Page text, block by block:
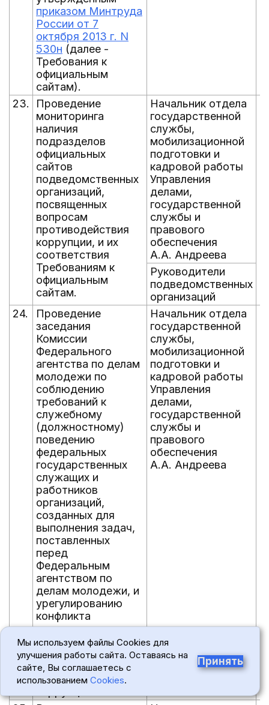
приказом Минтруда
России от 7
октября 2013 г. N
530н (далее -
Требования к
официальным
сайтам).
23.
Проведение
мониторинга
наличия
подразделов
официальных
сайтов
подведомственных
организаций,
посвященных
вопросам
противодействия
коррупции, и их
соответствия
Требованиям к
официальным
сайтам.
Начальник отдела
государственной
службы,
мобилизационной
подготовки и
кадровой работы
Управления
делами,
государственной
службы и
правового
обеспечения
А.А. Андреева
Руководители
подведомственных
организаций
24.
Проведение
заседания
Комиссии
Федерального
агентства по делам
молодежи по
соблюдению
требований к
служебному
(должностному)
поведению
федеральных
государственных
служащих и
работников
организаций,
созданных для
выполнения задач,
поставленных
перед
Федеральным
агентством по
делам молодежи, и
урегулированию
конфликта
интересов, с целью
подведения итогов
выполнения плана
Росмолодежи по
противодействию
Начальник отдела
государственной
службы,
мобилизационной
подготовки и
кадровой работы
Управления
делами,
государственной
службы и
правового
обеспечения
А.А. Андреева
Мы используем файлы Cookies для
улучшения работы сайта. Оставаясь на
сайте, Вы соглашаетесь с
использованием Cookies.
Принять